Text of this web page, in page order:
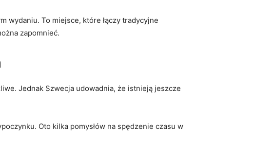
wydaniu. To miejsce, które łączy tradycyjne
zapomnieć.
Jednak Szwecja udowadnia, że istnieją jeszcze
Oto kilka pomysłów na spędzenie czasu w